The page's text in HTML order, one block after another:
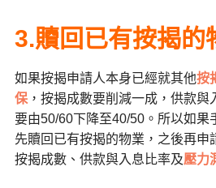
3.贖回已有按揭的
如果按揭申請人本身已經就其他按
保，按揭成數要削減一成，供款與
要由50/60下降至40/50。所以如果
先贖回已有按揭的物業，之後再申
按揭成數、供款與入息比率及壓力